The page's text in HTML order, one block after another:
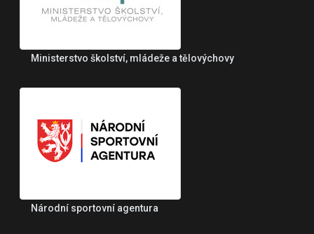
Ministerstvo školství, mládeže a tělovýchovy
Národní sportovní agentura